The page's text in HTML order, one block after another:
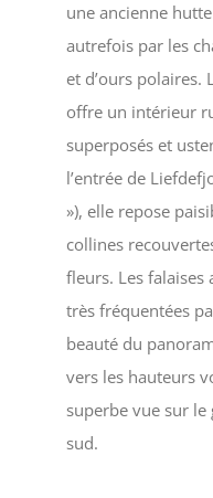
une ancienne
autrefois par les
et d’ours polaires.
offre un intérieur
superposés et
l’entrée de
»), elle repose
collines
fleurs. Les falaises
très fréquentées
beauté du
vers les hauteurs
superbe vue sur le
sud.